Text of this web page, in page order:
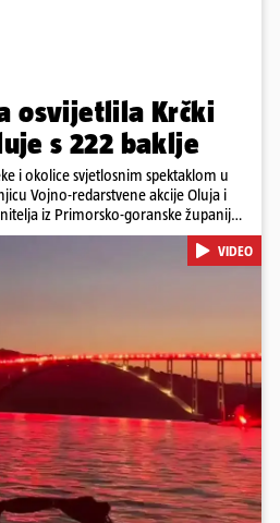
osvijetlila Krčki
s 222 baklje
i okolice svjetlosnim spektaklom u
Vojno-redarstvene akcije Oluja i
iz Primorsko-goranske županije.
zaredom, a gledali su je s kopna
videa...
VIDEO